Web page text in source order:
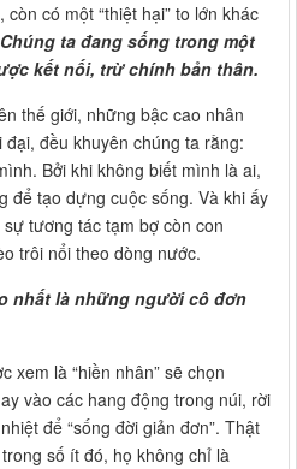
có một “thiệt hại” to lớn khác
Chúng ta đang sống trong một
kết nối, trừ chính bản thân.
thế giới, những bậc cao nhân
đều khuyên chúng ta rằng:
Bởi khi không biết mình là ai,
để tạo dựng cuộc sống. Và khi ấy
tương tác tạm bợ còn con
trôi nổi theo dòng nước.
nhất là những người cô đơn
xem là “hiền nhân” sẽ chọn
vào các hang động trong núi, rời
để “sống đời giản đơn”. Thật
số ít đó, họ không chỉ là